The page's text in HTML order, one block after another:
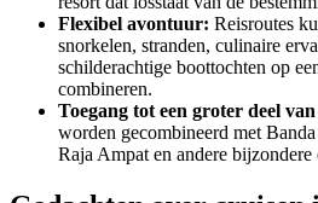
Flexibel avontuur: Reisroutes
snorkelen, stranden, culinaire
schilderachtige boottochten op
combineren.
Toegang tot een groter deel
worden gecombineerd met
Raja Ampat en andere bijzondere